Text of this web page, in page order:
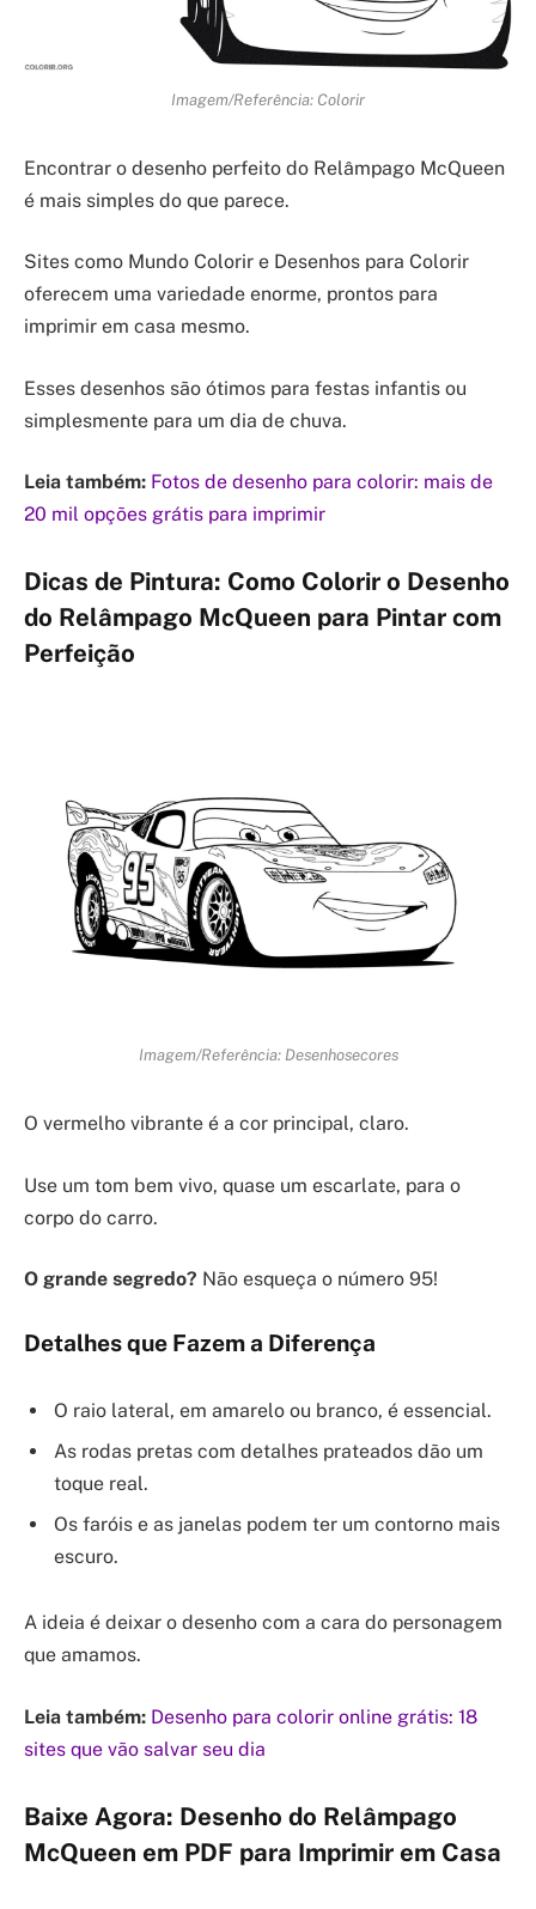
Imagem/Referência: Colorir
Encontrar o desenho perfeito do Relâmpago McQueen
é mais simples do que parece.
Sites como Mundo Colorir e Desenhos para Colorir
oferecem uma variedade enorme, prontos para
imprimir em casa mesmo.
Esses desenhos são ótimos para festas infantis ou
simplesmente para um dia de chuva.
Leia também: Fotos de desenho para colorir: mais de
20 mil opções grátis para imprimir
Dicas de Pintura: Como Colorir o Desenho
do Relâmpago McQueen para Pintar com
Perfeição
Imagem/Referência: Desenhosecores
O vermelho vibrante é a cor principal, claro.
Use um tom bem vivo, quase um escarlate, para o
corpo do carro.
O grande segredo? Não esqueça o número 95!
Detalhes que Fazem a Diferença
O raio lateral, em amarelo ou branco, é essencial.
As rodas pretas com detalhes prateados dão um
toque real.
Os faróis e as janelas podem ter um contorno mais
escuro.
A ideia é deixar o desenho com a cara do personagem
que amamos.
Leia também: Desenho para colorir online grátis: 18
sites que vão salvar seu dia
Baixe Agora: Desenho do Relâmpago
McQueen em PDF para Imprimir em Casa